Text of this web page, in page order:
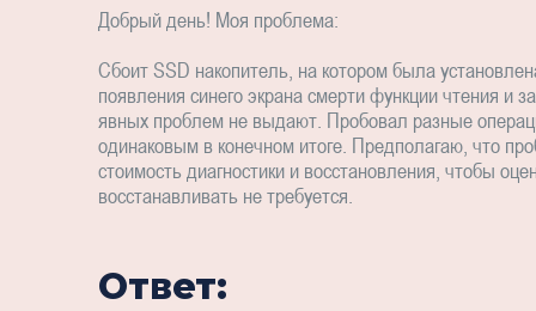
Добрый день! Моя проблема:
Сбоит SSD накопитель, на котором была
появления синего экрана смерти функции чтения и
явных проблем не выдают. Пробовал разные
одинаковым в конечном итоге. Предполагаю, что
стоимость диагностики и восстановления, чтобы
восстанавливать не требуется.
Ответ: